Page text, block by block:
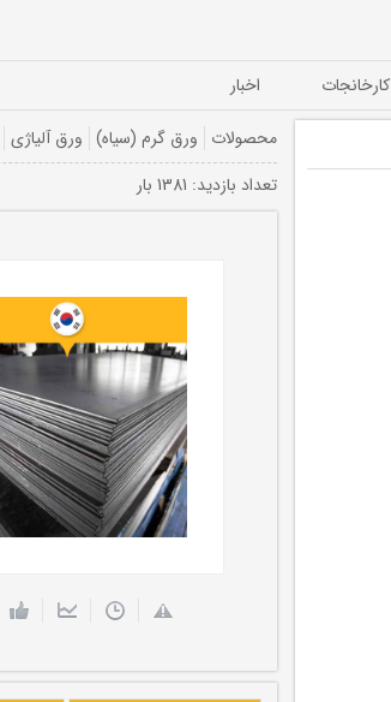
کارخانجات اخبار
محصولات ورق گرم (سیاه) ورق آلیاژی
تعداد بازديد: 1381 بار